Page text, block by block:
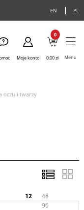
EN PL
Moje konto
0
0,00 zł Menu
oczu i twarzy
12
48
96